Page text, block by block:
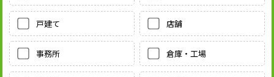
戸建て 店舗
事務所 倉庫・工場